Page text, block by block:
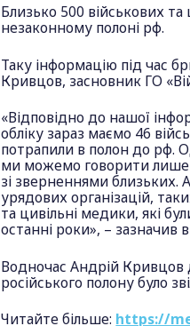
Близько 500 військових
незаконному полоні рф.
Таку інформацію під час
Кривцов, засновник ГО
«Відповідно до нашої
обліку зараз маємо 46
потрапили в полон до рф.
ми можемо говорити лише
зі зверненнями близьких.
урядових організацій,
та цивільні медики, які
останні роки», – зазначив
Водночас Андрій Кривцов
російського полону було
Читайте більше: https://